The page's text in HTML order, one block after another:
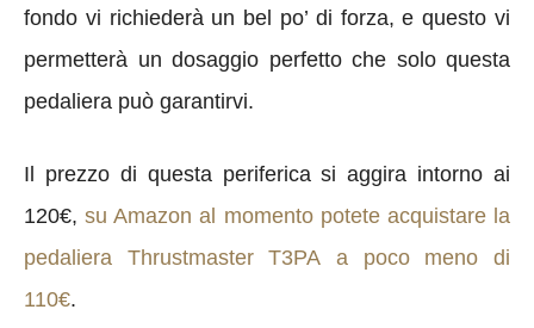
fondo vi richiederà un bel po’ di forza, e questo vi
permetterà un dosaggio perfetto che solo questa
pedaliera può garantirvi.
Il prezzo di questa periferica si aggira intorno ai
120€,su Amazon al momento potete acquistare la
pedaliera Thrustmaster T3PA a poco meno di
110€.